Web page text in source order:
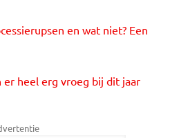
en wat niet? Een
er heel erg vroeg bij dit jaar